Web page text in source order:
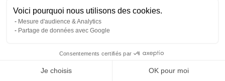
Voici pourquoi nous utilisons des cookies.
Mesure d'audience & Analytics
Partage de données avec Google
Consentements certifiés par
Je choisis OK pour moi
diversification est la meilleure façon de sécuriser vos
revenus complémentaires. Vous pouvez par exemple louer
de soutien en semaine et vendre les vêtements que vous ne
portez plus sur Vinted. L'important est de trouver un